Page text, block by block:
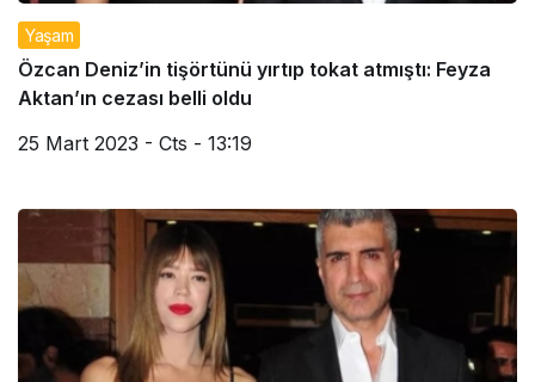
Yaşam
Özcan Deniz’in tişörtünü yırtıp tokat atmıştı: Feyza
Aktan’ın cezası belli oldu
25 Mart 2023 - Cts - 13:19